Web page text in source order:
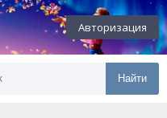
Авторизация
Найти